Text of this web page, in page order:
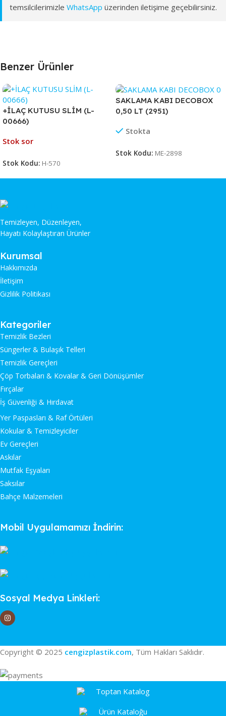
temsilcilerimizle WhatsApp üzerinden iletişime geçebilirsiniz.
Benzer Ürünler
+İLAÇ KUTUSU SLİM (L-
00666)
Stok sor
Stok Kodu: H-570
SAKLAMA KABI DECOBOX
0,50 LT (2951)
Stokta
Stok Kodu: ME-2898
Temizleyen, Düzenleyen,
Hayatı Kolaylaştıran Ürünler
Kurumsal
Hakkımızda
İletişim
Gizlilik Politikası
Kategoriler
Temizlik Bezleri
Süngerler & Bulaşık Telleri
Temizlik Gereçleri
Çöp Torbaları & Kovalar & Geri Dönüşümler
Fırçalar
İş Güvenliği & Hırdavat
Yer Paspasları & Raf Örtüleri
Kokular & Temizleyiciler
Ev Gereçleri
Askılar
Mutfak Eşyaları
Saksılar
Bahçe Malzemeleri
Mobil Uygulamamızı İndirin:
Sosyal Medya Linkleri:
Copyright © 2025 cengizplastik.com, Tüm Hakları Saklıdır.
Toptan Katalog
Ürün Kataloğu